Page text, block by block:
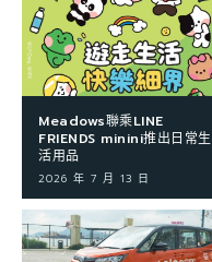
Meadows聯乘LINE
FRIENDS minini推出日常生
活用品
2026 年 7 月 13 日